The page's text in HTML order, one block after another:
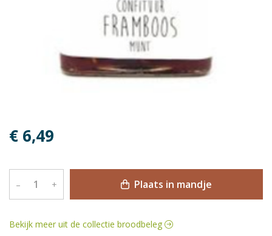
€ 6,49
– + Plaats in mandje
Bekijk meer uit de collectie broodbeleg